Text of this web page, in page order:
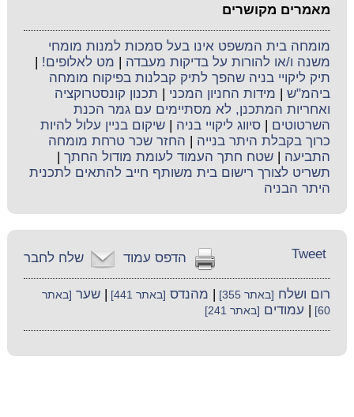
מאמרים מקושרים
מומחה בית המשפט אינו בעל סמכות למנות מומחי
משנה ו/או להורות על בדיקות מעבדה
מט לאלופים!
תיק ליקויי בניה שהפך לתיק קבלנות בפיקוח מומחה
ביהמ"ש
מידות החניון המכני
תכנון קונסטרוקציה
ואחריות המתכנן, לא מסתיימים עם גמר הכנת
השרטוטים |סיווג ליקויי בניה |שיקום בניין עלול להיות
כרוך בקבלת היתר בנייה
החזר שכר טרחת מומחה
התביעה |שטח חתך העמוד לעומת מודול החתך
תשריט לצורך רישום בית משותף חייב להתאים לתכנית
היתר הבניה
שלח לחבר הדפס עמוד Tweet
רום ושלח [באתר 355] מהנדס [באתר 441] |שער [באתר
60]
עמודים [באתר 241]